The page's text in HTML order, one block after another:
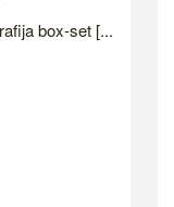
box-set [...